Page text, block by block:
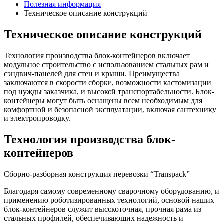
Полезная информация
Техническое описание конструкций
Техническое описание конструкций
Технология производства блок-контейнеров включает
модульное строительство с использованием стальных рам и
сэндвич-панелей для стен и крыши. Преимущества
заключаются в скорости сборки, возможности кастомизации
под нужды заказчика, и высокой транспортабельности. Блок-
контейнеры могут быть оснащены всем необходимым для
комфортной и безопасной эксплуатации, включая сантехнику
и электропроводку.
Технология производства блок-
контейнеров
Сборно-разборная конструкция перевозки “Transpack”
Благодаря самому современному сварочному оборудованию, и
применению роботизированных технологий, основой наших
блок-контейнеров служит высокоточная, прочная рама из
стальных профилей, обеспечивающих надежность и